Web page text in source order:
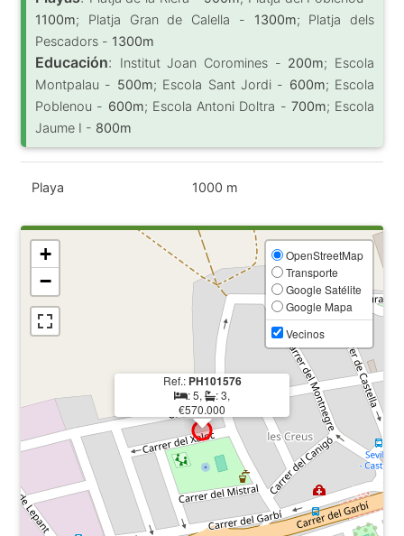
1100m; Platja Gran de Calella - 1300m; Platja dels
Pescadors - 1300m
Educación: Institut Joan Coromines - 200m; Escola
Montpalau - 500m; Escola Sant Jordi - 600m; Escola
Poblenou - 600m; Escola Antoni Doltra - 700m; Escola
Jaume I - 800m
Playa 1000 m
Ref.: PH101576
: 5,
: 3,
€570.000
+
−
OpenStreetMap
Transporte
Google Satélite
Google Mapa
Vecinos